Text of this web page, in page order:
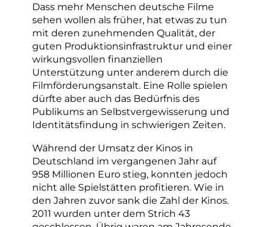
Dass mehr Menschen deutsche Filme
sehen wollen als früher, hat etwas zu tun
mit deren zunehmenden Qualität, der
guten Produktionsinfrastruktur und einer
wirkungsvollen finanziellen
Unterstützung unter anderem durch die
Filmförderungsanstalt. Eine Rolle spielen
dürfte aber auch das Bedürfnis des
Publikums an Selbstvergewisserung und
Identitätsfindung in schwierigen Zeiten.
Während der Umsatz der Kinos in
Deutschland im vergangenen Jahr auf
958 Millionen Euro stieg, konnten jedoch
nicht alle Spielstätten profitieren. Wie in
den Jahren zuvor sank die Zahl der Kinos.
2011 wurden unter dem Strich 43